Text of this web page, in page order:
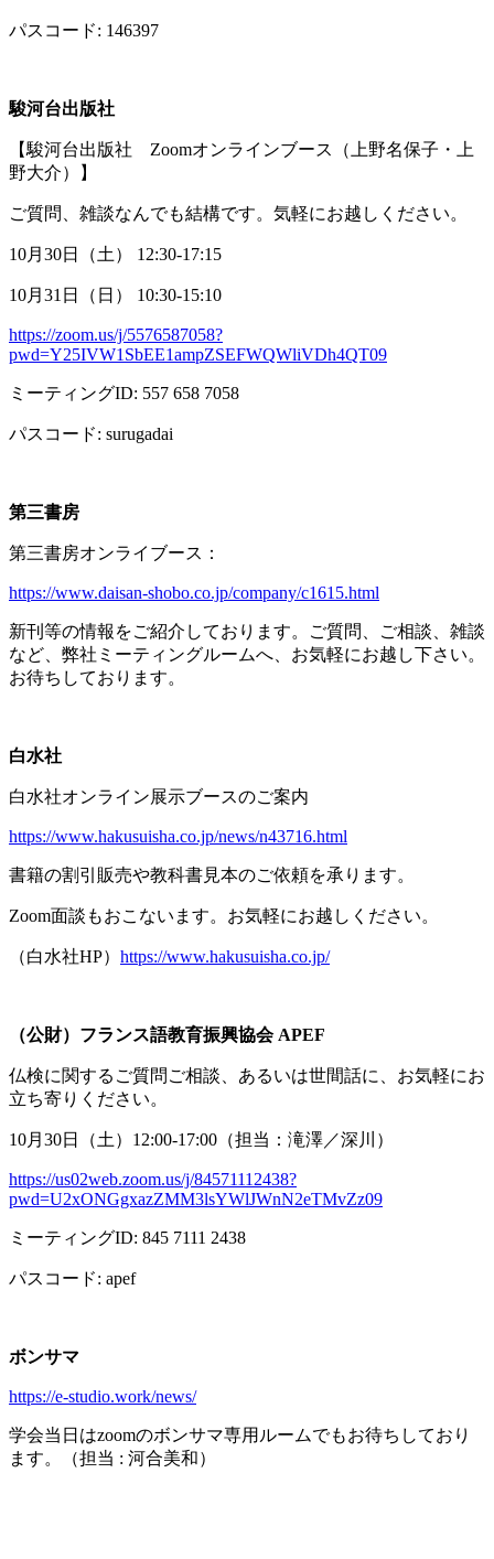
パスコード: 146397
駿河台出版社
【駿河台出版社 Zoomオンラインブース（上野名保子・上
野大介）】
ご質問、雑談なんでも結構です。気軽にお越しください。
10月 30日（土） 12:30-17:15
10月 31 日（日） 10:30-15:10
https://zoom.us/j/5576587058?
pwd=Y25IVW1SbEE1ampZSEFWQWliVDh4QT09
ミーティングID: 557 658 7058
パスコード: surugadai
第三書房
第三書房オンライブース：
https://www.daisan-shobo.co.jp/company/c1615.html
新刊等の情報をご紹介しております。ご質問、ご相談、雑談
など、弊社ミーティングルームへ、お気軽にお越し下さい。
お待ちしております。
白水社
白水社オンライン展示ブースのご案内
https://www.hakusuisha.co.jp/news/n43716.html
書籍の割引販売や教科書見本のご依頼を承ります。
Zoom面談もおこないます。お気軽にお越しください。
（白水社HP） https://www.hakusuisha.co.jp/
（公財）フランス語教育振興協会APEF
仏検に関するご質問ご相談、あるいは世間話に、お気軽にお
立ち寄りください。
10月 30日（土） 12:00-17:00 （担当：滝澤／深川）
https://us02web.zoom.us/j/84571112438?
pwd=U2xONGgxazZMM3lsYWlJWnN2eTMvZz09
ミーティングID: 845 7111 2438
パスコード: apef
ボンサマ
https://e-studio.work/news/
学会当日はzoomのボンサマ専用ルームでもお待ちしており
ます。（担当 : 河合美和）